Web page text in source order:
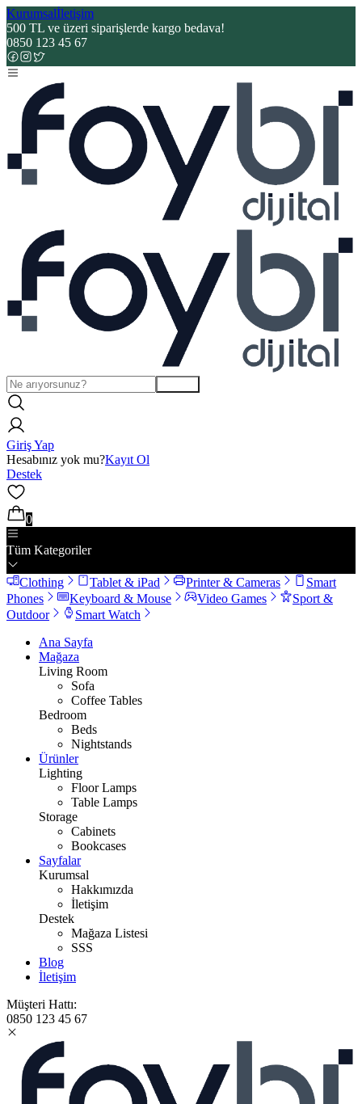
Kurumsalİletişim
500 TL ve üzeri siparişlerde kargo bedava!
0850 123 45 67
Giriş Yap
Hesabınız yok mu?Kayıt Ol
Destek
0
Tüm Kategoriler
Clothing Tablet & iPad Printer & Cameras
Smart
Phones
Keyboard & Mouse Video Games
Sport &
Outdoor
Smart Watch
Ana Sayfa
Mağaza
Living Room
Sofa
Coffee Tables
Bedroom
Beds
Nightstands
Ürünler
Lighting
Floor Lamps
Table Lamps
Storage
Cabinets
Bookcases
Sayfalar
Kurumsal
Hakkımızda
İletişim
Destek
Mağaza Listesi
SSS
Blog
İletişim
Müşteri Hattı:
0850 123 45 67